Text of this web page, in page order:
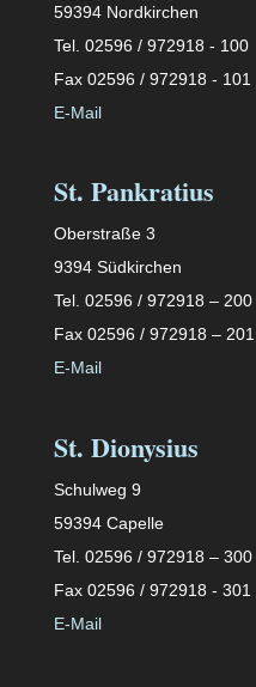
59394 Nordkirchen
Tel. 02596 / 972918 - 100
Fax 02596 / 972918 - 101
E-Mail
St. Pankratius
Oberstraße 3
9394 Südkirchen
Tel. 02596 / 972918 – 200
Fax 02596 / 972918 – 201
E-Mail
St. Dionysius
Schulweg 9
59394 Capelle
Tel. 02596 / 972918 – 300
Fax 02596 / 972918 - 301
E-Mail